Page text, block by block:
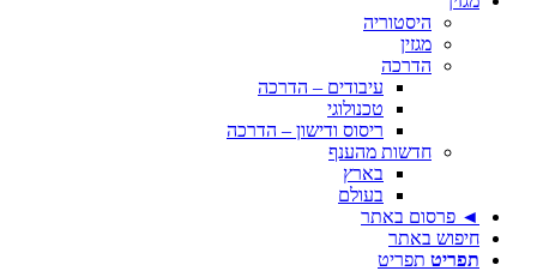
היסטוריה
מגזין
הדרכה
עיבודים – הדרכה
טכנולוגי
ריסוס ודישון – הדרכה
חדשות מהענף
בארץ
בעולם
◄ פרסום באתר
חיפוש באתר
תפריט תפריט